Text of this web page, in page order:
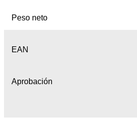
Peso neto
EAN
Aprobación